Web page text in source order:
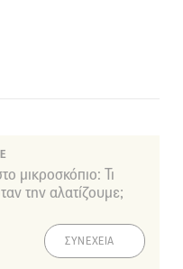
μικροσκόπιο: Τι
την αλατίζουμε;
ΣΥΝΕΧΕΙΑ